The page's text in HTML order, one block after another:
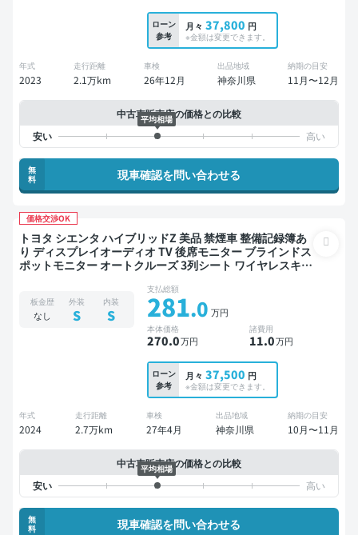
ローン
参考
月々 37,800 円
※金額は変更できます。
年式
2023
走行距離
2.1万km
車検
26年12月
出品地域
神奈川県
納期の目安
11月〜12月
中古車販売店の価格との比較
平均相場
無
料
現車確認を問い合わせる
価格交渉OK
トヨタ シエンタ ハイブリッドZ 美品 禁煙車 整備記録簿あ
り ディスプレイオーディオ TV 後席モニター ブラインドス
ポットモニター オートクルーズ 3列シート ワイヤレスキー
レコーダー 衝突軽減 両側電動スライドドア 7人乗り
板金歴
なし
外装
S
内装
S
支払総額
281.0 万円
本体価格
270.0万円
諸費用
11.0万円
ローン
参考
月々 37,500 円
※金額は変更できます。
年式
2024
走行距離
2.7万km
車検
27年4月
出品地域
神奈川県
納期の目安
10月〜11月
中古車販売店の価格との比較
平均相場
無
料
現車確認を問い合わせる